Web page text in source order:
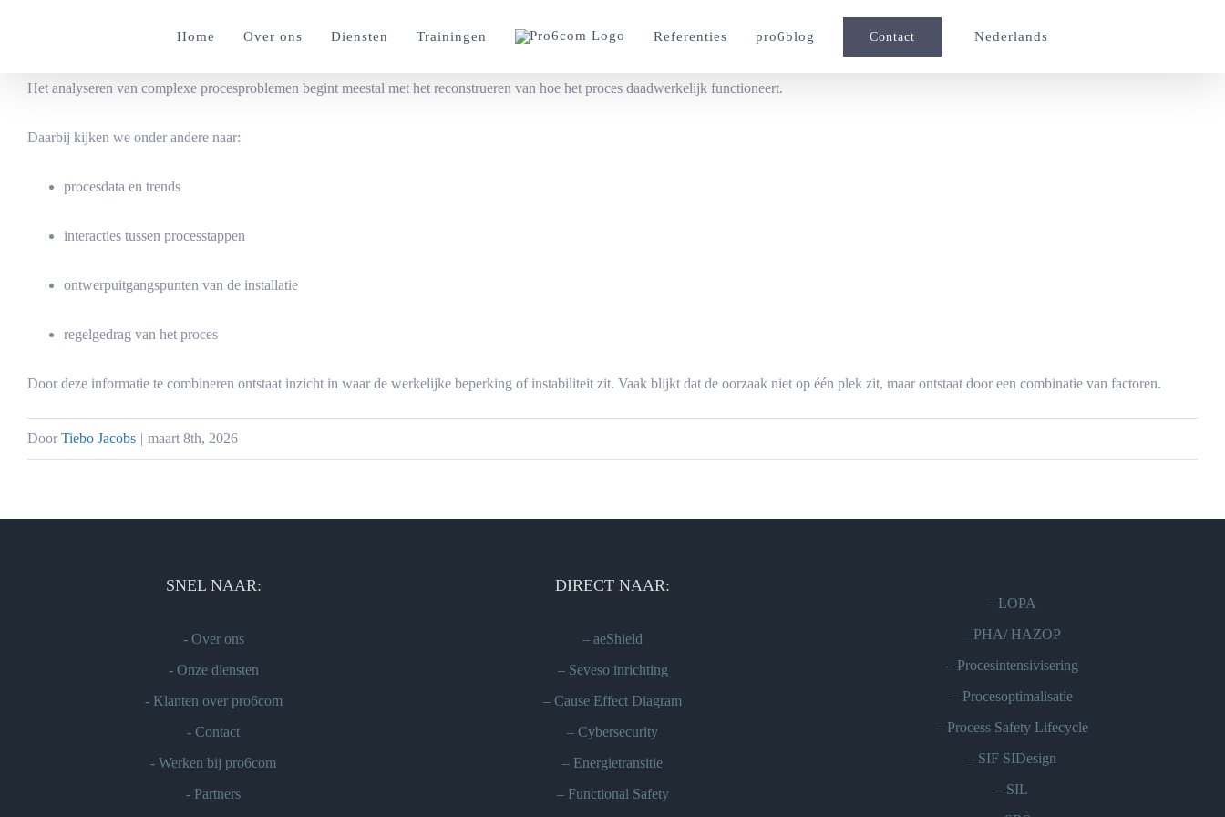
Home Over ons Diensten Trainingen Referenties pro6blog Contact Nederlands
Het analyseren van complexe procesproblemen begint meestal met het reconstrueren van hoe het proces daadwerkelijk functioneert.
Daarbij kijken we onder andere naar:
procesdata en trends
interacties tussen processtappen
ontwerpuitgangspunten van de installatie
regelgedrag van het proces
Door deze informatie te combineren ontstaat inzicht in waar de werkelijke beperking of instabiliteit zit. Vaak blijkt dat de oorzaak niet op één plek zit, maar ontstaat door een combinatie van factoren.
Door Tiebo Jacobs | maart 8th, 2026
SNEL NAAR:
- Over ons
- Onze diensten
- Klanten over pro6com
- Contact
- Werken bij pro6com
- Partners
DIRECT NAAR:
– aeShield
– Seveso inrichting
– Cause Effect Diagram
– Cybersecurity
– Energietransitie
– Functional Safety
– LOPA
– PHA/ HAZOP
– Procesintensivisering
– Procesoptimalisatie
– Process Safety Lifecycle
– SIF SIDesign
– SIL